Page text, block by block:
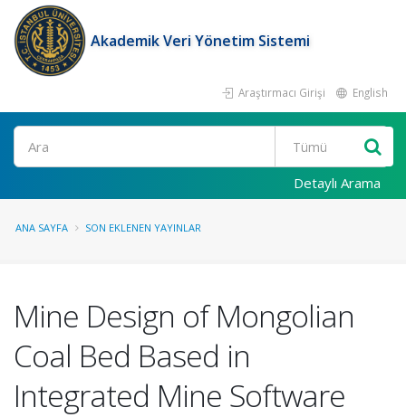
Akademik Veri Yönetim Sistemi
Araştırmacı Girişi English
Ara
Detaylı Arama
ANA SAYFA SON EKLENEN YAYINLAR
Mine Design of Mongolian
Coal Bed Based in
Integrated Mine Software